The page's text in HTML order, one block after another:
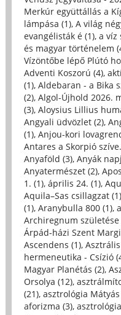
Merkúr együttállás a
lámpása (1), A világ
evangélisták é (1), a víz
és magyar történelem
Vízöntőbe lépő Plútó
Adventi Koszorú (4),
(1), Aldebaran - a Bika
(2), Algol-Újhold 2026.
(3), Aloysius Lillius
Angyali üdvözlet (2),
(1), Anjou-kori
Antares a Skorpió
Anyaföld (3), Anyák
Anyatermészet (2),
1. (1), április 24. (1),
Aquila–Sas csillagzat (1)
(1), Aranybulla 800 (1),
Archiregnum születése
Árpád-házi Szent
Ascendens (1),
hermeneutika - Csízió
Magyar Planétás (2),
Orsolya (12),
(21), asztrológia
aforizma (3),